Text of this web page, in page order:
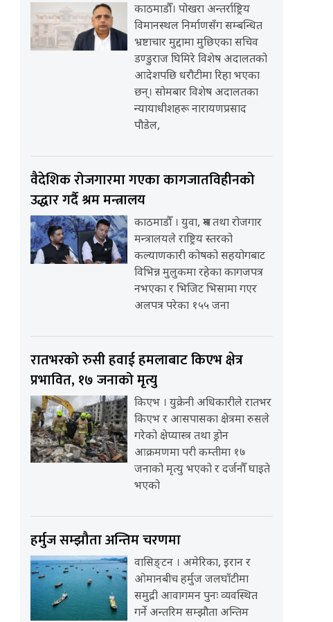
काठमाडौँ। पोखरा अन्तर्राष्ट्रिय
विमानस्थल निर्माणसँग सम्बन्धित
भ्रष्टाचार मुद्दामा मुछिएका सचिव
डण्डुराज घिमिरे विशेष अदालतको
आदेशपछि धरौटीमा रिहा भएका
छन्। सोमबार विशेष अदालतका
न्यायाधीशहरू नारायणप्रसाद
पौडेल,
वैदेशिक रोजगारमा गएका कागजातविहीनको
उद्धार गर्दै श्रम मन्त्रालय
काठमाडौँ । युवा, श्रम तथा रोजगार
मन्त्रालयले राष्ट्रिय स्तरको
कल्याणकारी कोषको सहयोगबाट
विभिन्न मुलुकमा रहेका कागजपत्र
नभएका र भिजिट भिसामा गएर
अलपत्र परेका १५५ जना
रातभरको रुसी हवाई हमलाबाट किएभ क्षेत्र
प्रभावित, १७ जनाको मृत्यु
किएभ । युक्रेनी अधिकारीले रातभर
किएभ र आसपासका क्षेत्रमा रुसले
गरेको क्षेप्यास्त्र तथा ड्रोन
आक्रमणमा परी कम्तीमा १७
जनाको मृत्यु भएको र दर्जनौँ घाइते
भएको
हर्मुज सम्झौता अन्तिम चरणमा
वासिङ्टन । अमेरिका, इरान र
ओमानबीच हर्मुज जलघाँटीमा
समुद्री आवागमन पुनः व्यवस्थित
गर्ने अन्तरिम सम्झौता अन्तिम